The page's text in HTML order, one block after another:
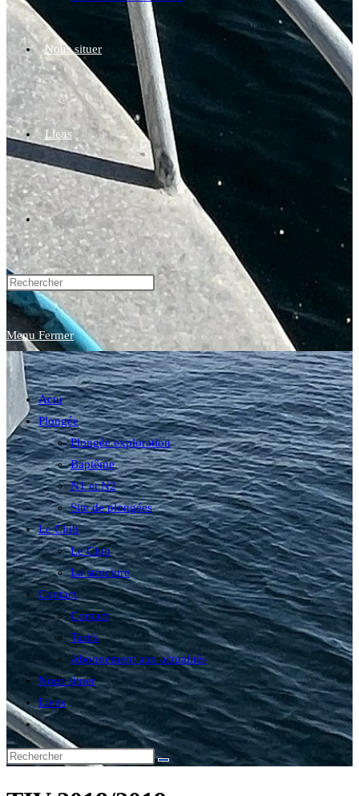
Nous situer
Liens
Toggle
website
search
Menu Fermer
Actu
Plongée
Plongée exploration
Baptême
N1 et N2
Site de plongées
Le Club
Le Club
La structure
Contact
Contact
Tarifs
Abonnement aux actualités
Nous situer
Liens
Toggle
website
search